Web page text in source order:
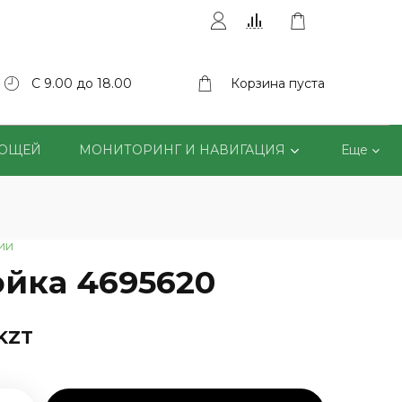
С 9.00 до 18.00 Корзина пуста
МОНИТОРИНГ И НАВИГАЦИЯ Еще
4695620